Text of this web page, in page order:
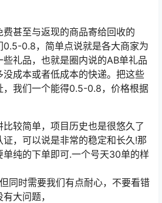
甚至与返现的商品寄给回收的
0.5-0.8，简单点说就是各大商家为
礼品，也就是圈内说的AB单礼品
成本或者低成本的快递。把这些
，我们一个能得0.5-0.8，价格根据
较简单，项目历史也是很悠久了
，可以说是非常的稳定和长久!那
纯的下单即可.一个号天30单的样
同时需要我们有点耐心，不要看错
大问题，